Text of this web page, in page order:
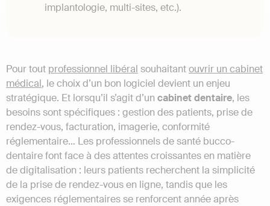
implantologie, multi-sites, etc.).
Pour tout professionnel libéral souhaitantouvrir un cabinet
médical, le choix d’un bon logiciel devient un enjeu
stratégique. Et lorsqu’il s’agit d’un cabinet dentaire, les
besoins sont spécifiques : gestion des patients, prise de
rendez-vous, facturation, imagerie, conformité
réglementaire… Les professionnels de santé bucco-
dentaire font face à des attentes croissantes en matière
de digitalisation : leurs patients recherchent la simplicité
de la prise de rendez-vous en ligne, tandis que les
exigences réglementaires se renforcent année après